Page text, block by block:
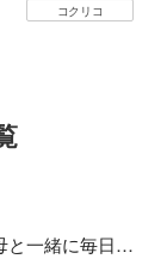
コクリコ
と一緒に毎日の